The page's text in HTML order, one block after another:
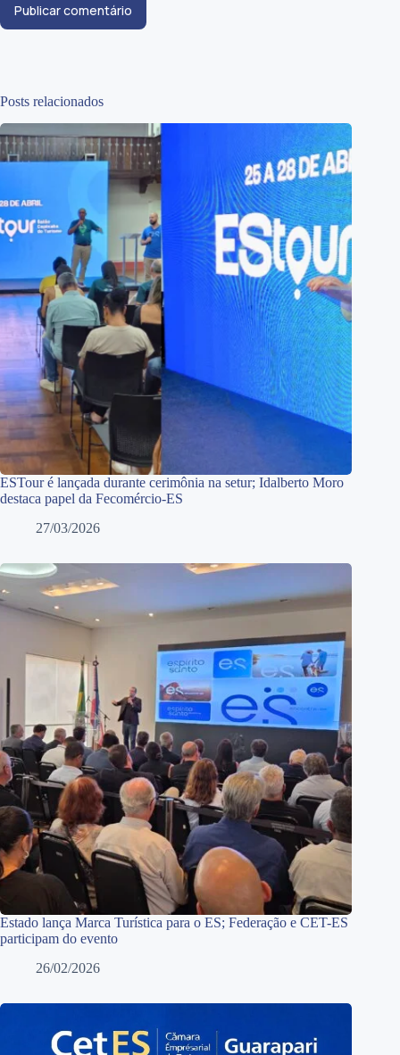
Publicar comentário
Posts relacionados
ESTour é lançada durante cerimônia na setur; Idalberto Moro
destaca papel da Fecomércio-ES
27/03/2026
Estado lança Marca Turística para o ES; Federação e CET-ES
participam do evento
26/02/2026